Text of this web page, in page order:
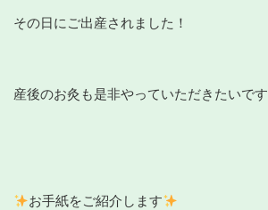
その日にご出産されました！
産後のお灸も是非やっていただきたいです
お手紙をご紹介します